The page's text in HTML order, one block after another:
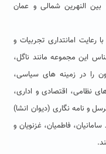
النهرین شمالی و عمان
امانتداری تجربیات و
این مجموعه مانند ناگل،
را در زمینه های سیاسی،
نظامی، اقتصادی و اداری،
و نامه نگاری (‌دیوان انشا)
فاطمیان، غزنویان و